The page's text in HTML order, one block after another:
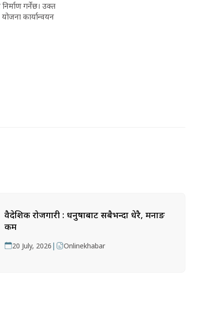
गर्नेछ। उक्त
योजना कार्यान्वयन
वैदेशिक रोजगारी : धनुषाबाट सबैभन्दा धेरै, मनाङ
कम
20 July, 2026 | Onlinekhabar